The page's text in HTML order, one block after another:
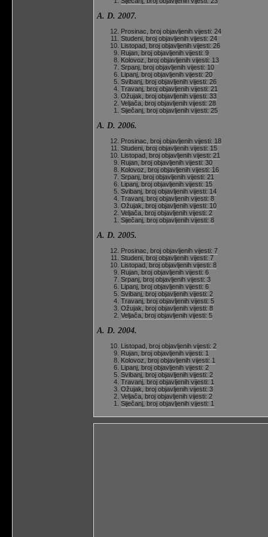
A. D. 2007.
Prosinac, broj objavljenih vijesti: 24
Studeni, broj objavljenih vijesti: 24
Listopad, broj objavljenih vijesti: 26
Rujan, broj objavljenih vijesti: 9
Kolovoz, broj objavljenih vijesti: 13
Srpanj, broj objavljenih vijesti: 10
Lipanj, broj objavljenih vijesti: 20
Svibanj, broj objavljenih vijesti: 26
Travanj, broj objavljenih vijesti: 21
Ožujak, broj objavljenih vijesti: 33
Veljača, broj objavljenih vijesti: 28
Siječanj, broj objavljenih vijesti: 25
A. D. 2006.
Prosinac, broj objavljenih vijesti: 18
Studeni, broj objavljenih vijesti: 15
Listopad, broj objavljenih vijesti: 21
Rujan, broj objavljenih vijesti: 30
Kolovoz, broj objavljenih vijesti: 16
Srpanj, broj objavljenih vijesti: 21
Lipanj, broj objavljenih vijesti: 15
Svibanj, broj objavljenih vijesti: 14
Travanj, broj objavljenih vijesti: 8
Ožujak, broj objavljenih vijesti: 10
Veljača, broj objavljenih vijesti: 2
Siječanj, broj objavljenih vijesti: 8
A. D. 2005.
Prosinac, broj objavljenih vijesti: 7
Studeni, broj objavljenih vijesti: 7
Listopad, broj objavljenih vijesti: 8
Rujan, broj objavljenih vijesti: 6
Srpanj, broj objavljenih vijesti: 3
Lipanj, broj objavljenih vijesti: 6
Svibanj, broj objavljenih vijesti: 2
Travanj, broj objavljenih vijesti: 5
Ožujak, broj objavljenih vijesti: 8
Veljača, broj objavljenih vijesti: 5
A. D. 2004.
Listopad, broj objavljenih vijesti: 2
Rujan, broj objavljenih vijesti: 1
Kolovoz, broj objavljenih vijesti: 1
Lipanj, broj objavljenih vijesti: 2
Svibanj, broj objavljenih vijesti: 2
Travanj, broj objavljenih vijesti: 1
Ožujak, broj objavljenih vijesti: 3
Veljača, broj objavljenih vijesti: 2
Siječanj, broj objavljenih vijesti: 1